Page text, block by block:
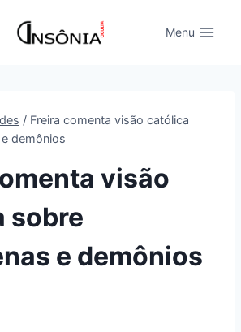
Menu
/ Freira comenta visão católica
demônios
visão
sobre
e demônios